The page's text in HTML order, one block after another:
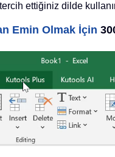
ettiğiniz dilde
Emin Olmak İçin